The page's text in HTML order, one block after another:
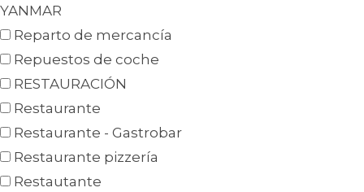
YANMAR
Reparto de mercancía
Repuestos de coche
RESTAURACIÓN
Restaurante
Restaurante - Gastrobar
Restaurante pizzería
Restautante